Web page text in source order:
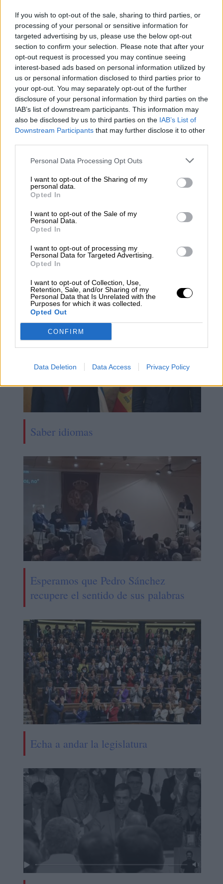
If you wish to opt-out of the sale, sharing to third parties, or
processing of your personal or sensitive information for
targeted advertising by us, please use the below opt-out
section to confirm your selection. Please note that after your
opt-out request is processed you may continue seeing
interest-based ads based on personal information utilized by
us or personal information disclosed to third parties prior to
your opt-out. You may separately opt-out of the further
disclosure of your personal information by third parties on the
IAB’s list of downstream participants. This information may
also be disclosed by us to third parties on the IAB’s List of
Downstream Participants that may further disclose it to other
Personal Data Processing Opt Outs
I want to opt-out of the Sharing of my
personal data.
Opted In
I want to opt-out of the Sale of my
Personal Data.
Opted In
I want to opt-out of processing my
Personal Data for Targeted Advertising.
Opted In
I want to opt-out of Collection, Use,
Retention, Sale, and/or Sharing of my
Personal Data that Is Unrelated with the
Purposes for which it was collected.
Opted Out
CONFIRM
Data Deletion Data Access Privacy Policy
juntas seremos más fuertes, llegaremos más
lejos; demostraremos, una vez más, que para
el PSOE la política no es "el arte de lo posible",
sino la capacidad de hacer posible aquello que
sea necesario para avanzar hacia una sociedad
más justa, más libre, más solidaria.
Mariano Rajoy
Pedro Sánchez
Congreso de los Diputados
Moción de Censura
Resumen 2018
PSOE Legislatura
NOTICIAS RELACIONADAS
Los políticos, al diván
Saber idiomas
Esperamos que Pedro Sánchez
recupere el sentido de sus palabras
Echa a andar la legislatura